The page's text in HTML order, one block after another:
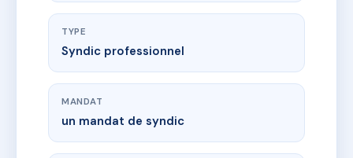
TYPE
Syndic professionnel
MANDAT
un mandat de syndic